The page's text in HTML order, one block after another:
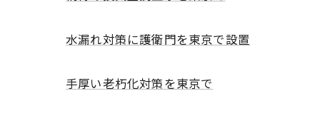
水漏れ対策に護衛門を東京で設置
手厚い老朽化対策を東京で